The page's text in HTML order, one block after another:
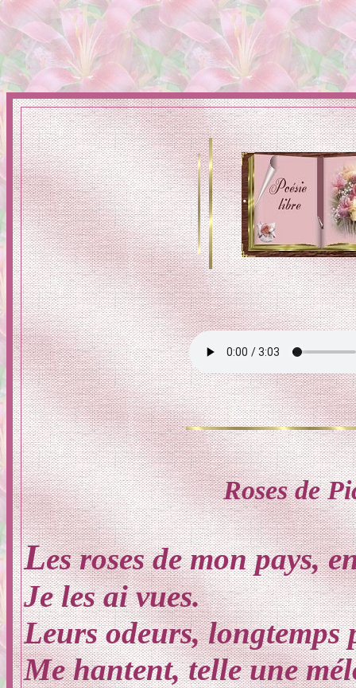
Roses de
Les roses de mon pays,
Je les ai vues.
Leurs odeurs, longtemps
Me hantent, telle une